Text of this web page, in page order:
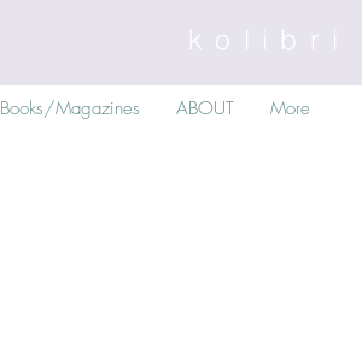
Books/Magazines ABOUT More
kolibri